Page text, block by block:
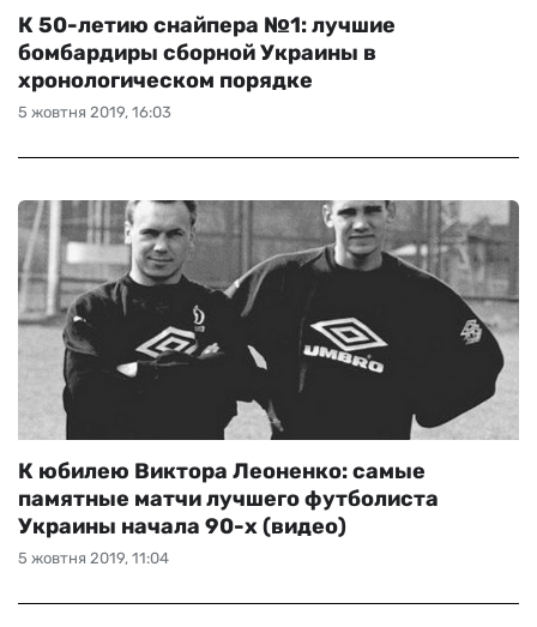
5 жовтня 2019, 16:03
К 50-летию снайпера №1: лучшие
бомбардиры сборной Украины в
хронологическом порядке
5 жовтня 2019, 11:04
К юбилею Виктора Леоненко: самые
памятные матчи лучшего футболиста
Украины начала 90-х (видео)